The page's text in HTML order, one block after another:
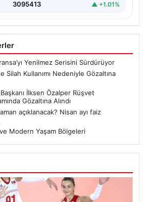
3095413 ▲ +1.01%
Yenilmez Serisini Sürdürüyor
Silah Kullanımı Nedeniyle Gözaltına
İlksen Özalper Rüşvet
Gözaltına Alındı
açıklanacak? Nisan ayı faiz
Modern Yaşam Bölgeleri